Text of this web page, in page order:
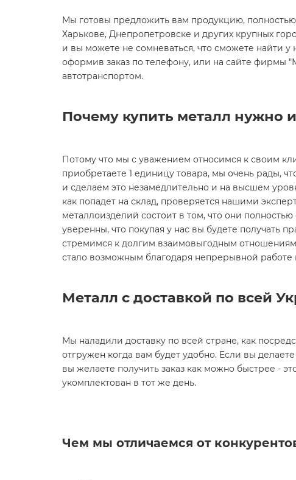
Мы готовы предложить вам продукцию,
Харькове, Днепропетровске и других крупных
и вы можете не сомневаться, что сможете найти у
оформив заказ по телефону, или на сайте фирмы
автотранспортом.
Почему купить металл нужно
Потому что мы с уважением относимся к своим
приобретаете 1 единицу товара, мы очень рады,
и сделаем это незамедлительно и на высшем
как попадет на склад, проверяется нашими
металлоизделий состоит в том, что они
уверенны, что покупая у нас вы будете получать
стремимся к долгим взаимовыгодным
стало возможным благодаря непрерывной
Металл с доставкой по всей
Мы наладили доставку по всей стране, как
отгружен когда вам будет удобно. Если вы
вы желаете получить заказ как можно быстрее -
укомплектован в тот же день.
Чем мы отличаемся от